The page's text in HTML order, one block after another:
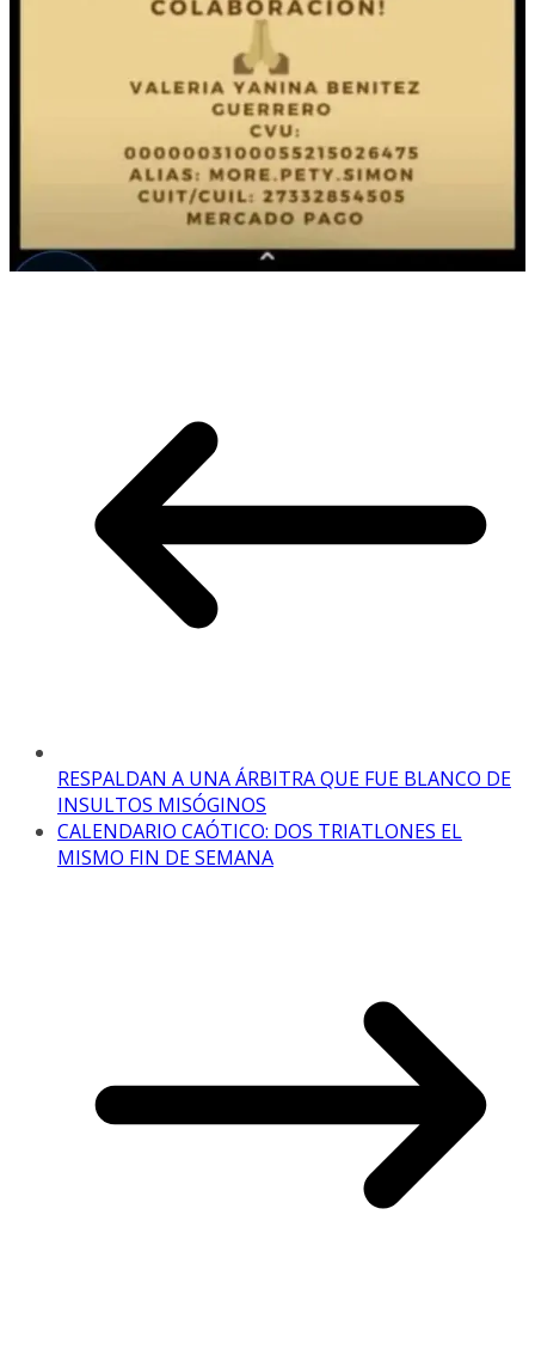
RESPALDAN A UNA ÁRBITRA QUE FUE BLANCO DE
INSULTOS MISÓGINOS
CALENDARIO CAÓTICO: DOS TRIATLONES EL
MISMO FIN DE SEMANA